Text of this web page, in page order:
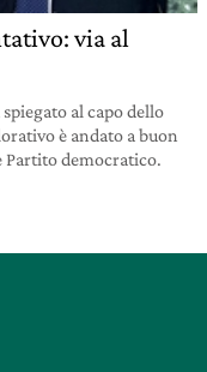
via al
al capo dello
è andato a buon
Partito democratico.